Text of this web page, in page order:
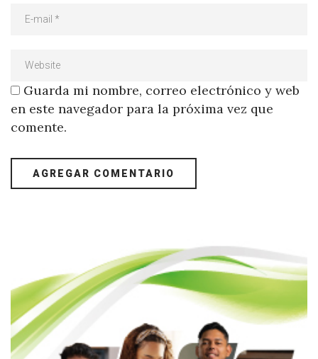
Guarda mi nombre, correo electrónico y web
en este navegador para la próxima vez que
comente.